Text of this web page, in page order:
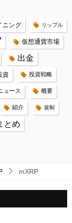
ニング リップル
仮想通貨市場
出金
資 投資戦略
ュース 概要
紹介 規制
とめ
mXRP